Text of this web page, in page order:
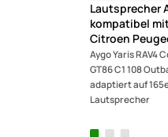
Lautsprecher
kompatibel
Citroen
Aygo Yaris RAV4
GT86 C1 108
adaptiert auf
Lautsprecher